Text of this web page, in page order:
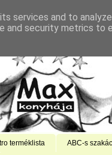
terméklista ABC-s
services and to
and security metrics to